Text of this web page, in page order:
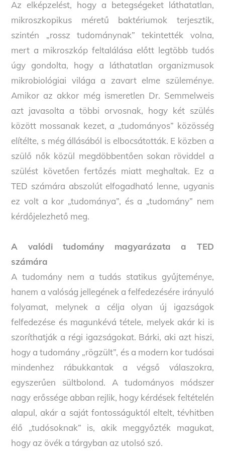
Az elképzelést, hogy a betegségeket láthatatlan,
mikroszkopikus méretű baktériumok terjesztik,
szintén „rossz tudománynak” tekintették volna,
mert a mikroszkóp feltalálása előtt legtöbb tudós
úgy gondolta, hogy a láthatatlan organizmusok
mikrobiológiai világa a zavart elme szüleménye.
Amikor az akkor még ismeretlen Dr. Semmelweis
azt javasolta a többi orvosnak, hogy két szülés
között mossanak kezet, a „tudományos” közösség
elítélte, s még állásából is elbocsátották. E közben a
szülő nők közül megdöbbentően sokan röviddel a
szülést követően fertőzés miatt meghaltak. Ez a
TED számára abszolút elfogadható lenne, ugyanis
ez volt a kor „tudománya”, és a „tudomány” nem
kérdőjelezhető meg.
A valódi tudomány magyarázata a TED
számára
A tudomány nem a tudás statikus gyűjteménye,
hanem a valóság jellegének a felfedezésére irányuló
folyamat, melynek a célja olyan új igazságok
felfedezése és magunkévá tétele, melyek akár ki is
szoríthatják a régi igazságokat. Bárki, aki azt hiszi,
hogy a tudomány „rögzült”, és a modern kor tudósai
mindenhez rábukkantak a végső válaszokra,
egyszerűen sültbolond. A tudományos módszer
nagy erőssége abban rejlik, hogy kérdések feltételén
alapul, akár a saját fontosságuktól eltelt, tévhitben
élő „tudósoknak” is, akik meggyőzték magukat,
hogy az övék a tárgyban az utolsó szó.